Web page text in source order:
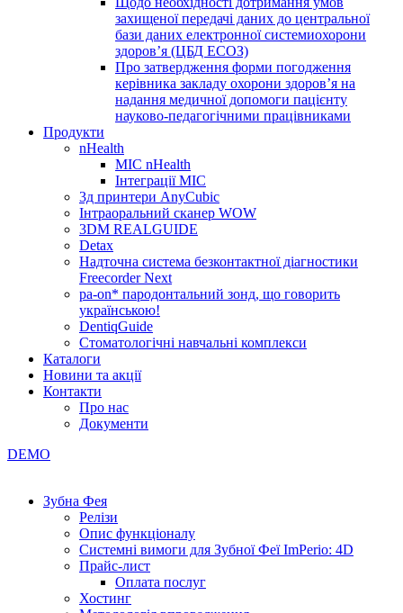
захищеної передачі даних до центральної
бази даних електронної системиохорони
здоров’я (ЦБД ЕСОЗ)
Про затвердження форми погодження
керівника закладу охорони здоров’я на
надання медичної допомоги пацієнту
науково-педагогічними працівниками
Продукти
nHealth
МІС nHealth
Інтеграції МІС
3д принтери AnyCubic
Інтраоральний сканер WOW
3DM REALGUIDE
Detax
Надточна система безконтактної діагностики
Freecorder Next
pa-on* пародонтальний зонд, що говорить
українською!
DentiqGuide
Стоматологічні навчальні комплекси
Каталоги
Новини та акції
Контакти
Про нас
Документи
DEMO
Зубна Фея
Релізи
Опис функціоналу
Системні вимоги для Зубної Феї ImPerio: 4D
Прайс-лист
Оплата послуг
Хостинг